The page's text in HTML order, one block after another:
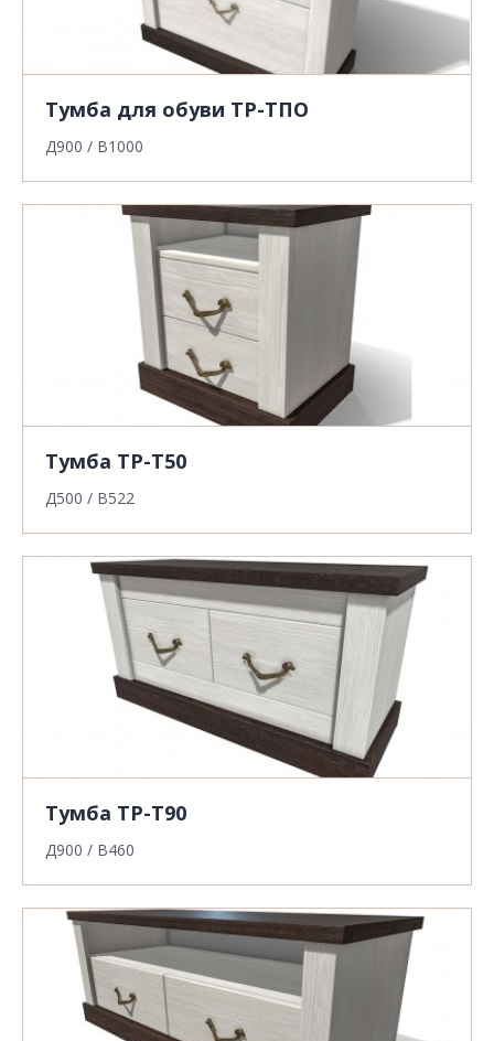
Тумба для обуви ТР-ТПО
Д900 / В1000
Тумба ТР-Т50
Д500 / В522
Тумба ТР-Т90
Д900 / В460